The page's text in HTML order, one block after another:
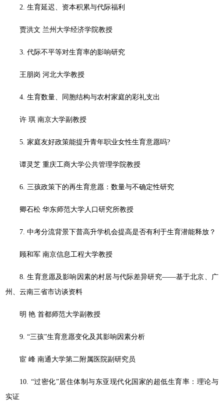
2. 生育延迟、资本积累与代际福利
贾洪文 兰州大学经济学院教授
3. 代际不平等对生育率的影响研究
王朋岗 河北大学教授
4. 生育数量、同胞结构与农村家庭的彩礼支出
许 琪 南京大学副教授
5. 家庭友好政策能提升青年职业女性生育意愿吗?
谭灵芝 重庆工商大学公共管理学院教授
6. 三孩政策下的再生育意愿：数量与不确定性研究
卿石松 华东师范大学人口研究所教授
7. 中考分流背景下普高升学机会提高是否有利于生育潜能释放？
顾和军 南京信息工程大学教授
8. 生育意愿及影响因素的村居与代际差异研究——基于北京、广
州、云南三省市访谈资料
明 艳 首都师范大学副教授
9. “三孩”生育意愿变化及其影响因素分析
宦 峰 南通大学第二附属医院副研究员
10. “过密化”居住体制与东亚现代化国家的超低生育率：理论与
实证